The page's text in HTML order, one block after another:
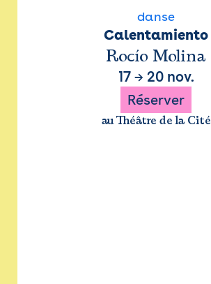
danse
Calentamiento
Rocío Molina
17→ 20 nov.
Réserver
au Théâtre de la Cité